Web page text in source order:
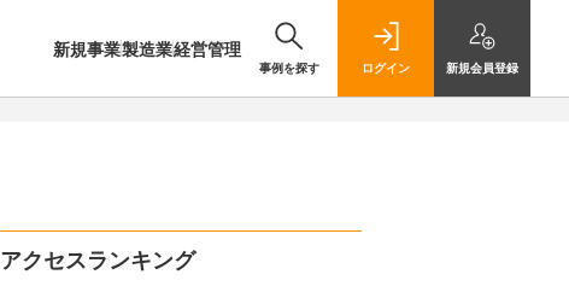
新規事業製造業経営管理
事例を探す ログイン 新規会員登録
アクセスランキング